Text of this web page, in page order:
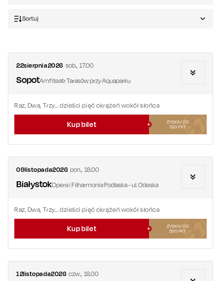
Sortuj
22sierpnia2026 sob., 17.00
SopotAmfiteatr Tarasów przy Aquaparku
Raz, Dwa, Trzy… dzieści pięć okrążeń wokół słońca
Kup bilet
ZYSKAJ OD
510 PKT
09listopada2026 pon.,18.00
BiałystokOpera i Filharmonia Podlaska - ul. Odeska
Raz, Dwa, Trzy… dzieści pięć okrążeń wokół słońca
Kup bilet
ZYSKAJ OD
300 PKT
12listopada2026 czw.,18.00